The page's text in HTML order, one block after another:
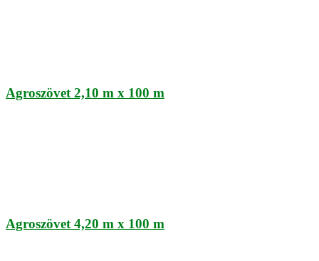
Agroszövet 2,10 m x 100 m
Agroszövet 4,20 m x 100 m